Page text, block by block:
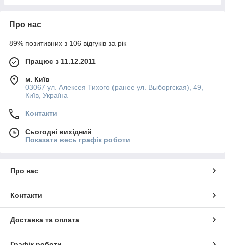
Про нас
89% позитивних з 106 відгуків за рік
Працює з 11.12.2011
м. Київ
03067 ул. Алексея Тихого (ранее ул. Выборгская), 49,
Київ, Україна
Контакти
Сьогодні вихідний
Показати весь графік роботи
Про нас
Контакти
Доставка та оплата